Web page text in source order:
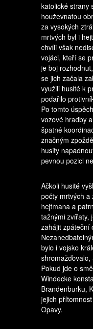
katolické strany
houževnatou
za vysokých
mrtvých byl i
chvíli však
vojáci, kteří se
je boj
se jich začala
využili husité k
podařilo
Po tomto
vozové hradby
špatné
značným
husity
pevnou pozici
Ačkoli husité
počty mrtvých a
hejtmana a
tažnými zvířaty,
zahájit zpáteční
bylo i vojsko
Pokud jde o
Windecke
Brandenburku,
jejich
Opavy.